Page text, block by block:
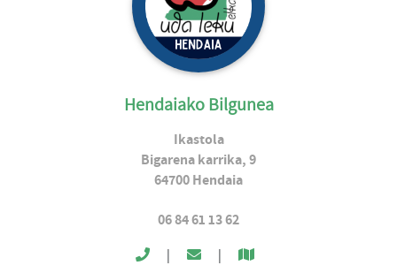
Hendaiako Bilgunea
Ikastola
Bigarena karrika, 9
64700Hendaia
06 84 61 13 62
| |